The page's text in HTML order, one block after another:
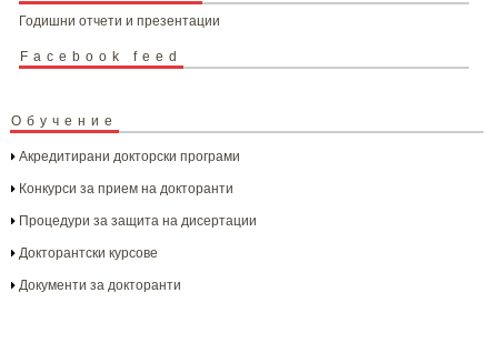
Годишни отчети и презентации
Facebook feed
Обучение
Акредитирани докторски програми
Конкурси за прием на докторанти
Процедури за защита на дисертации
Докторантски курсове
Документи за докторанти